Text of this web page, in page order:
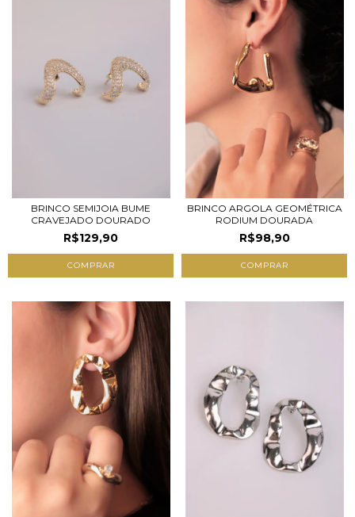
BRINCO SEMIJOIA BUME
CRAVEJADO DOURADO
R$129,90
BRINCO ARGOLA GEOMÉTRICA
RODIUM DOURADA
R$98,90